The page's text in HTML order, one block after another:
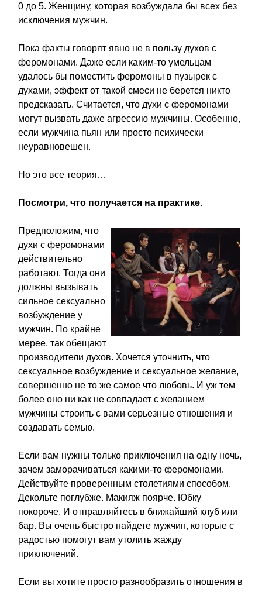
0 до 5. Женщину, которая возбуждала бы всех без
исключения мужчин.
Пока факты говорят явно не в пользу духов с
феромонами. Даже если каким-то умельцам
удалось бы поместить феромоны в пузырек с
духами, эффект от такой смеси не берется никто
предсказать. Считается, что духи с феромонами
могут вызвать даже агрессию мужчины. Особенно,
если мужчина пьян или просто психически
неуравновешен.
Но это все теория…
Посмотри, что получается на практике.
Предположим, что
духи с феромонами
действительно
работают. Тогда они
должны вызывать
сильное сексуально
возбуждение у
мужчин. По крайне
мерее, так обещают
производители духов. Хочется уточнить, что
сексуальное возбуждение и сексуальное желание,
совершенно не то же самое что любовь. И уж тем
более оно ни как не совпадает с желанием
мужчины строить с вами серьезные отношения и
создавать семью.
Если вам нужны только приключения на одну ночь,
зачем заморачиваться какими-то феромонами.
Действуйте проверенным столетиями способом.
Декольте поглубже. Макияж поярче. Юбку
покороче. И отправляйтесь в ближайший клуб или
бар. Вы очень быстро найдете мужчин, которые с
радостью помогут вам утолить жажду
приключений.
Если вы хотите просто разнообразить отношения в